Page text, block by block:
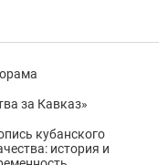
за Кавказ»
кубанского
история и